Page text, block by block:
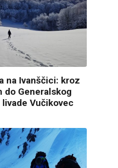
na Ivanščici: kroz
do Generalskog
Vučikovec